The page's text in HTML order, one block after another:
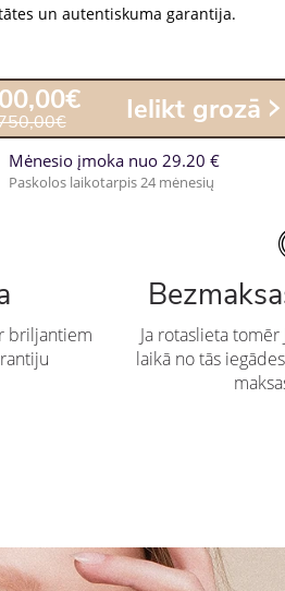
un autentiskuma garantija.
Ielikt grozā
Mėnesio įmoka nuo 29.20 €
Paskolos laikotarpis 24 mėnesių
briljantiem
Ja rotaslieta
laikā no tās